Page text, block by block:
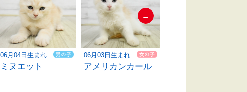
06月04日生まれ
ミヌエット
06月03日生まれ
アメリカンカール
→